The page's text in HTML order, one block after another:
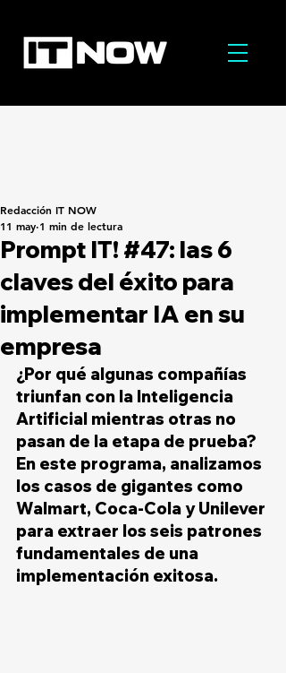
Prompt IT! #47: las 6
claves del éxito para
implementar IA en su
empresa
Redacción IT NOW
11 may 1 min de lectura
¿Por qué algunas compañías
triunfan con la Inteligencia
Artificial mientras otras no
pasan de la etapa de prueba?
En este programa, analizamos
los casos de gigantes como
Walmart, Coca-Cola y Unilever
para extraer los seis patrones
fundamentales de una
implementación exitosa.